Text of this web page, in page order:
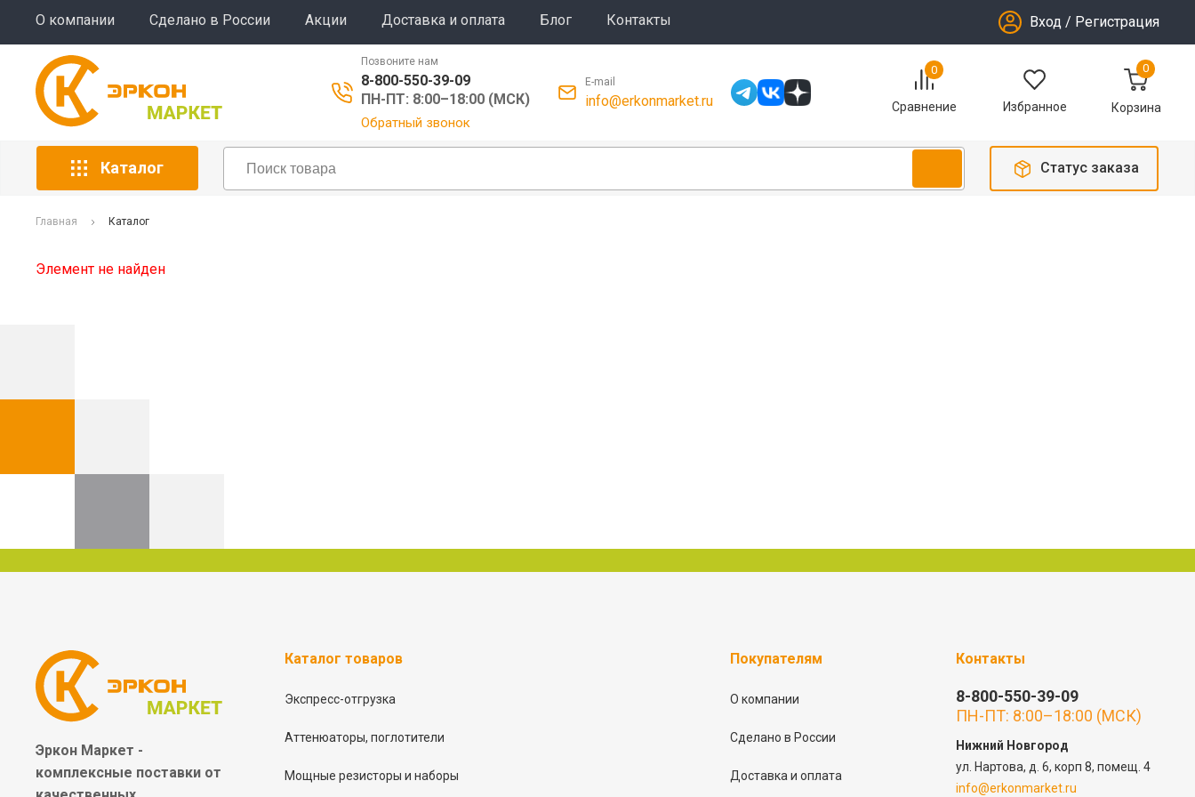
О компании Сделано в России Акции Доставка и оплата Блог Контакты Вход / Регистрация
Позвоните нам
8-800-550-39-09
ПН-ПТ: 8:00–18:00 (МСК)
Обратный звонок
E-mail
info@erkonmarket.ru
0
Сравнение Избранное
0
Корзина
Каталог Статус заказа
Главная Каталог
Элемент не найден
Эркон Маркет -
комплексные поставки от
Каталог товаров
Экспресс-отгрузка
Аттенюаторы, поглотители
Мощные резисторы и наборы
Покупателям
О компании
Сделано в России
Доставка и оплата
Контакты
8-800-550-39-09
ПН-ПТ: 8:00–18:00 (МСК)
Нижний Новгород
ул. Нартова, д. 6, корп 8, помещ. 4
info@erkonmarket.ru